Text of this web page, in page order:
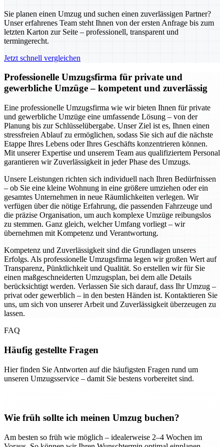
Sie planen einen Umzug und suchen einen zuverlässigen Partner?
Unser erfahrenes Team steht Ihnen von der ersten Anfrage bis zum
letzten Karton zur Seite – professionell, transparent und
termingerecht.
Jetzt schnell vergleichen
Professionelle Umzugsfirma für private und
gewerbliche Umzüge – kompetent und zuverlässig
Eine professionelle Umzugsfirma wie wir bieten Ihnen für private
und gewerbliche Umzüge eine umfassende Lösung – von der
Planung bis zur Schlüsselübergabe. Unser Ziel ist es, Ihnen einen
stressfreien Ablauf zu ermöglichen, sodass Sie sich auf die nächste
Etappe Ihres Lebens oder Ihres Geschäfts konzentrieren können.
Mit unserer Expertise und unserem Team aus qualifiziertem Personal
garantieren wir Zuverlässigkeit in jeder Phase des Umzugs.
Unsere Leistungen richten sich individuell nach Ihren Bedürfnissen
– ob Sie eine kleine Wohnung in eine größere umziehen oder ein
gesamtes Unternehmen in neue Räumlichkeiten verlegen. Wir
verfügen über die nötige Erfahrung, die passenden Fahrzeuge und
die präzise Organisation, um auch komplexe Umzüge reibungslos
zu stemmen. Ganz gleich, welcher Umfang vorliegt – wir
übernehmen mit Kompetenz und Verantwortung.
Kompetenz und Zuverlässigkeit sind die Grundlagen unseres
Erfolgs. Als professionelle Umzugsfirma legen wir großen Wert auf
Transparenz, Pünktlichkeit und Qualität. So erstellen wir für Sie
einen maßgeschneiderten Umzugsplan, bei dem alle Details
berücksichtigt werden. Verlassen Sie sich darauf, dass Ihr Umzug –
privat oder gewerblich – in den besten Händen ist. Kontaktieren Sie
uns, um sich von unserer Arbeit und Zuverlässigkeit überzeugen zu
lassen.
FAQ
Häufig gestellte Fragen
Hier finden Sie Antworten auf die häufigsten Fragen rund um
unseren Umzugsservice – damit Sie bestens vorbereitet sind.
Wie früh sollte ich meinen Umzug buchen?
Am besten so früh wie möglich – idealerweise 2–4 Wochen im